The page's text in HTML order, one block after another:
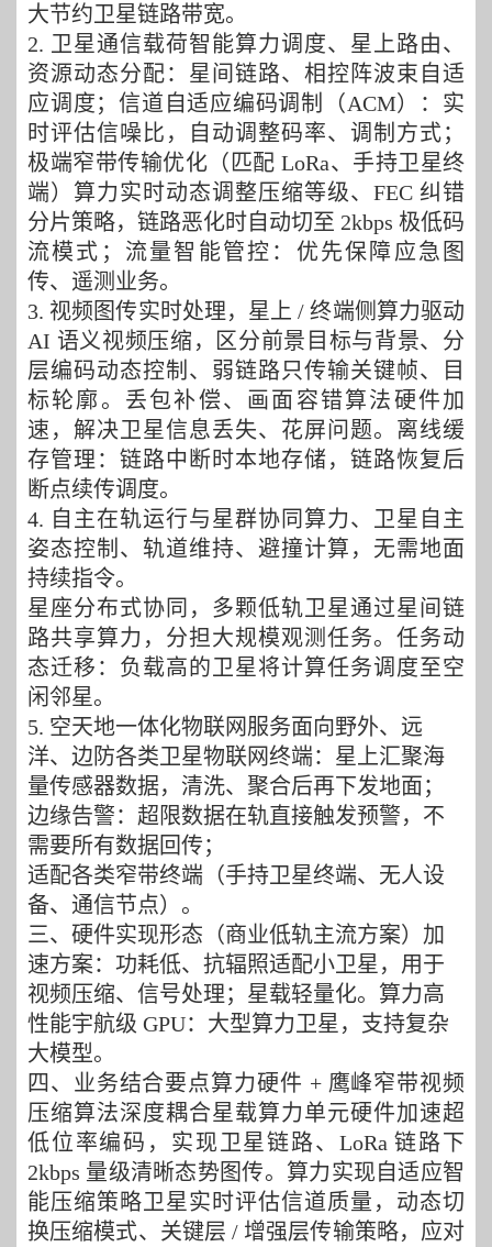
大节约卫星链路带宽。
2. 卫星通信载荷智能算力调度、 星上路由、
资源动态分配：星间链路、相控阵波束自适
应调度；信道自适应编码调制（ACM）：实
时评估信噪比，自动调整码率、调制方式；
极端窄带传输优化（匹配 LoRa、手持卫星终
端）算力实时动态调整压缩等级、FEC 纠错
分片策略，链路恶化时自动切至 2kbps 极低码
流模式；流量智能管控：优先保障应急图
传、遥测业务。
3. 视频图传实时处理， 星上 / 终端侧算力驱动
AI 语义视频压缩，区分前景目标与背景、 分
层编码动态控制 、 弱链路只传输关键帧、目
标轮廓 。 丢包补偿、画面容错算法硬件加
速，解决卫星信息丢失、花屏问题。 离线缓
存管理：链路中断时本地存储，链路恢复后
断点续传调度。
4. 自主在轨运行与星群协同算力、 卫星自主
姿态控制、轨道维持、避撞计算，无需地面
持续指令。
星座分布式协同 ， 多颗低轨卫星通过星间链
路共享算力，分担大规模观测任务。 任务动
态迁移：负载高的卫星将计算任务调度至空
闲邻星。
5. 空天地一体化物联网服务面向野外、远
洋、边防各类卫星物联网终端：星上汇聚海
量传感器数据，清洗、聚合后再下发地面；
边缘告警：超限数据在轨直接触发预警，不
需要所有数据回传；
适配各类窄带终端（手持卫星终端、无人设
备、通信节点）。
三、硬件实现形态（商业低轨主流方案）加
速方案：功耗低、抗辐照适配小卫星，用于
视频压缩、信号处理；星载轻量化。 算力高
性能宇航级 GPU：大型算力卫星，支持复杂
大模型。
四、业务结合要点算力硬件 + 鹰峰窄带视频
压缩算法深度耦合星载算力单元硬件加速超
低位率编码，实现卫星链路、LoRa 链路下
2kbps 量级清晰态势图传。 算力实现自适应智
能压缩策略卫星实时评估信道质量，动态切
换压缩模式、关键层 / 增强层传输策略，应对